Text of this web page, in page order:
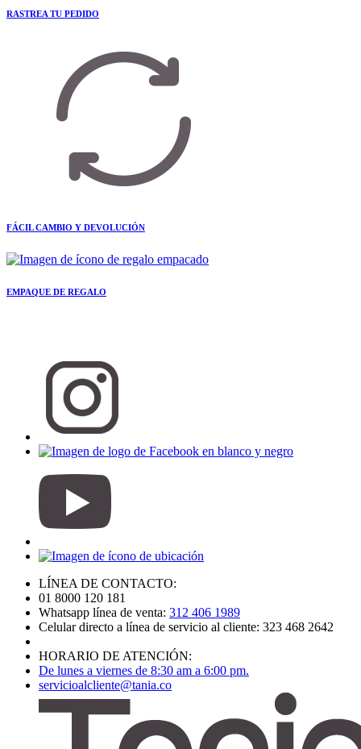
RASTREA TU PEDIDO
FÁCIL CAMBIO Y DEVOLUCIÓN
EMPAQUE DE REGALO
LÍNEA DE CONTACTO:
01 8000 120 181
Whatsapp línea de venta: 312 406 1989
Celular directo a línea de servicio al cliente: 323 468 2642
HORARIO DE ATENCIÓN:
De lunes a viernes de 8:30 am a 6:00 pm.
servicioalcliente@tania.co